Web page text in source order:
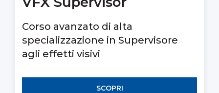
Corso avanzato di alta
specializzazione in Supervisore
agli effetti visivi
SCOPRI